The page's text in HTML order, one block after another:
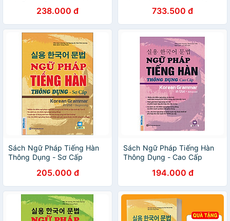
238.000 đ 733.500 đ
Sách Ngữ Pháp Tiếng Hàn
Thông Dụng - Sơ Cấp
205.000 đ
Sách Ngữ Pháp Tiếng Hàn
Thông Dụng - Cao Cấp
194.000 đ